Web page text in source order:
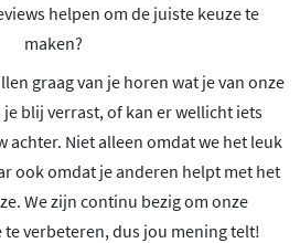
helpen om de juiste keuze te
maken?
graag van je horen wat je van onze
blij verrast, of kan er wellicht iets
achter. Niet alleen omdat we het leuk
ook omdat je anderen helpt met het
We zijn continu bezig om onze
verbeteren, dus jou mening telt!